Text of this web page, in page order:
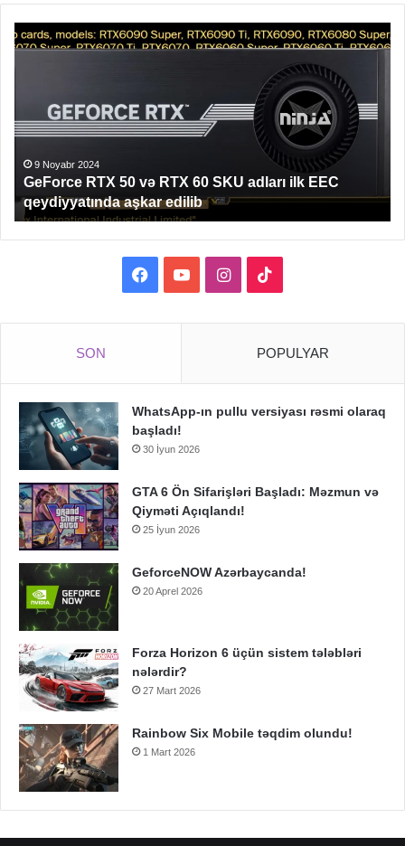
GeForce
RTX
50
60
adları
ilk
EEC
qeydiyyatında
aşkar
9 Noyabr 2024
GeForce RTX 50 və RTX 60 SKU adları ilk EEC
qeydiyyatında aşkar edilib
17
Facebook
YouTubeInstagram
SON POPULYAR
WhatsApp-ın pullu versiyası rəsmi olaraq
başladı!
30 İyun 2026
GTA 6 Ön Sifarişləri Başladı: Məzmun və
Qiyməti Açıqlandı!
25 İyun 2026
GeforceNOW Azərbaycanda!
20 Aprel 2026
Forza Horizon 6 üçün sistem tələbləri
nələrdir?
27 Mart 2026
Rainbow Six Mobile təqdim olundu!
1 Mart 2026